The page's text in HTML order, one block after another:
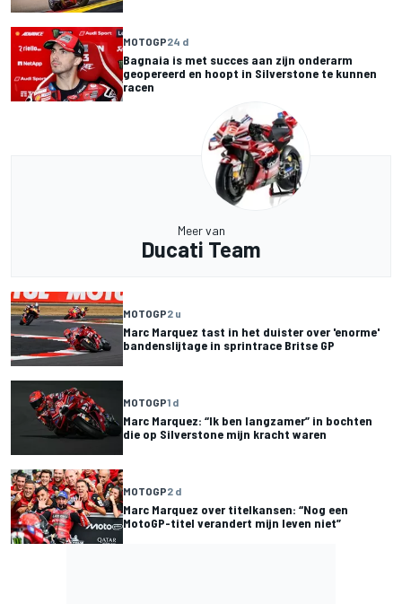
MOTOGP24 d
Bagnaia is met succes aan zijn onderarm
geopereerd en hoopt in Silverstone te kunnen
racen
Meer van
Ducati Team
MOTOGP2 u
Marc Marquez tast in het duister over 'enorme'
bandenslijtage in sprintrace Britse GP
MOTOGP1 d
Marc Marquez: “Ik ben langzamer” in bochten
die op Silverstone mijn kracht waren
MOTOGP2 d
Marc Marquez over titelkansen: “Nog een
MotoGP-titel verandert mijn leven niet”